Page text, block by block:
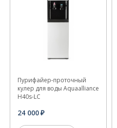
Пурифайер-проточный
кулер для воды Aquaalliance
H40s-LC
24 000